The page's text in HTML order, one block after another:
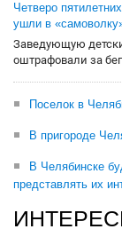
Четверо
ушли в
Заведующую
оштрафовали за
Поселок в
В пригороде
В Челябинске
представлять их